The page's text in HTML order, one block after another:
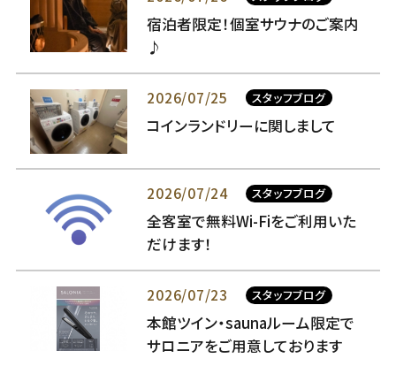
宿泊者限定！個室サウナのご案内
♪
2026/07/25 スタッフブログ
コインランドリーに関しまして
2026/07/24 スタッフブログ
全客室で無料Wi-Fiをご利用いた
だけます！
2026/07/23 スタッフブログ
本館ツイン・saunaルーム限定で
サロニアをご用意しております